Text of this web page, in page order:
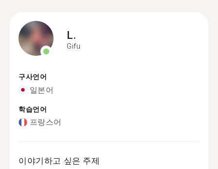
L.
Gifu
구사언어
일본어
학습언어
프랑스어
이야기하고 싶은 주제